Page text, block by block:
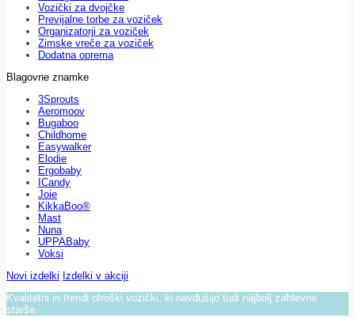
Vozički za dvojčke
Previjalne torbe za voziček
Organizatorji za voziček
Zimske vreče za voziček
Dodatna oprema
Blagovne znamke
3Sprouts
Aeromoov
Bugaboo
Childhome
Easywalker
Elodie
Ergobaby
ICandy
Joie
KikkaBoo®
Mast
Nuna
UPPABaby
Voksi
Novi izdelki Izdelki v akciji
Kvalitetni in trendi otroški vozički, ki navdušijo tudi najbolj zahtevne
starše.